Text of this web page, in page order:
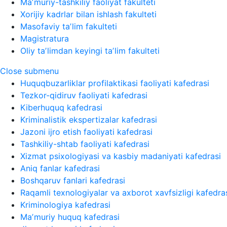
Maʼmuriy-tashkiliy faoliyat fakulteti
Xorijiy kadrlar bilan ishlash fakulteti
Masofaviy taʼlim fakulteti
Magistratura
Oliy taʼlimdan keyingi taʼlim fakulteti
Close submenu
Huquqbuzarliklar profilaktikasi faoliyati kafedrasi
Tezkor-qidiruv faoliyati kafedrasi
Kiberhuquq kafedrasi
Kriminalistik ekspertizalar kafedrasi
Jazoni ijro etish faoliyati kafedrasi
Tashkiliy-shtab faoliyati kafedrasi
Xizmat psixologiyasi va kasbiy madaniyati kafedrasi
Aniq fanlar kafedrasi
Boshqaruv fanlari kafedrasi
Raqamli texnologiyalar va axborot xavfsizligi
Kriminologiya kafedrasi
Maʼmuriy huquq kafedrasi